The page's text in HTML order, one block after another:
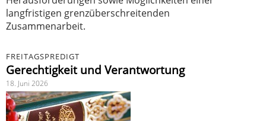
langfristigen grenzüberschreitenden
Zusammenarbeit.
FREITAGSPREDIGT
Gerechtigkeit und Verantwortung
18. Juni 2026